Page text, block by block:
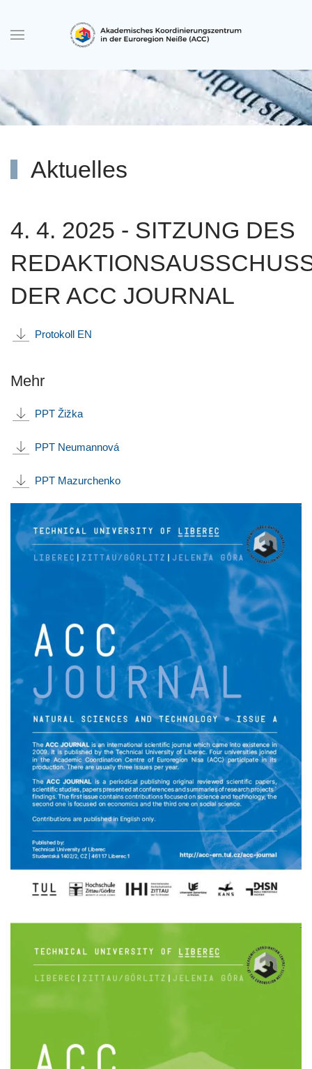
Zum Hauptinhalt springen
Aktuelles
4. 4. 2025 - SITZUNG DES
DER ACC JOURNAL
Protokoll EN
Mehr
PPT Žižka
PPT Neumannová
PPT Mazurchenko